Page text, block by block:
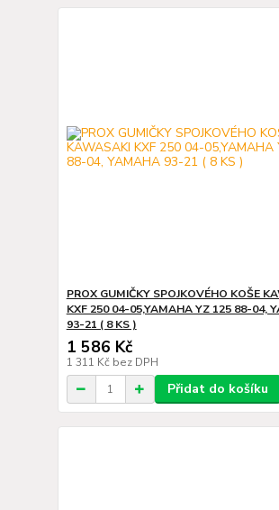
PROX GUMIČKY SPOJKOVÉHO KOŠE
KXF 250 04-05,YAMAHA YZ 125 88-04,
93-21 ( 8 KS )
1 586 Kč
1 311 Kč bez DPH
Přidat do košíku